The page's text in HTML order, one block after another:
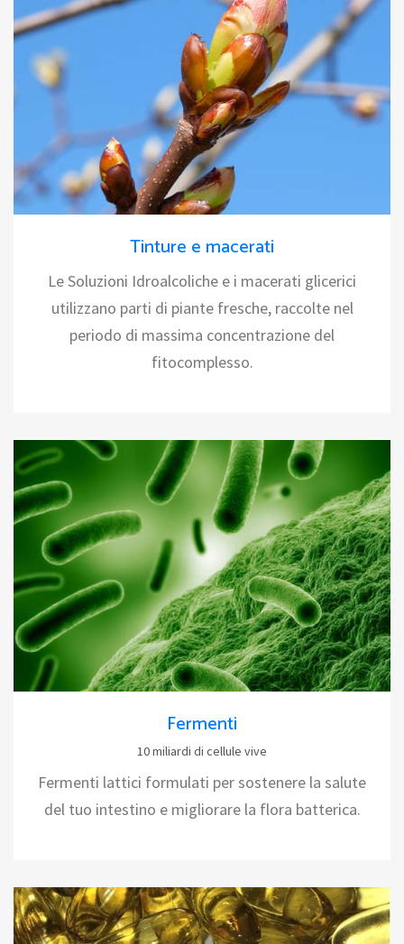
Tinture e macerati
Le Soluzioni Idroalcoliche e i macerati glicerici
utilizzano parti di piante fresche, raccolte nel
periodo di massima concentrazione del
fitocomplesso.
Fermenti
10 miliardi di cellule vive
Fermenti lattici formulati per sostenere la salute
del tuo intestino e migliorare la flora batterica.